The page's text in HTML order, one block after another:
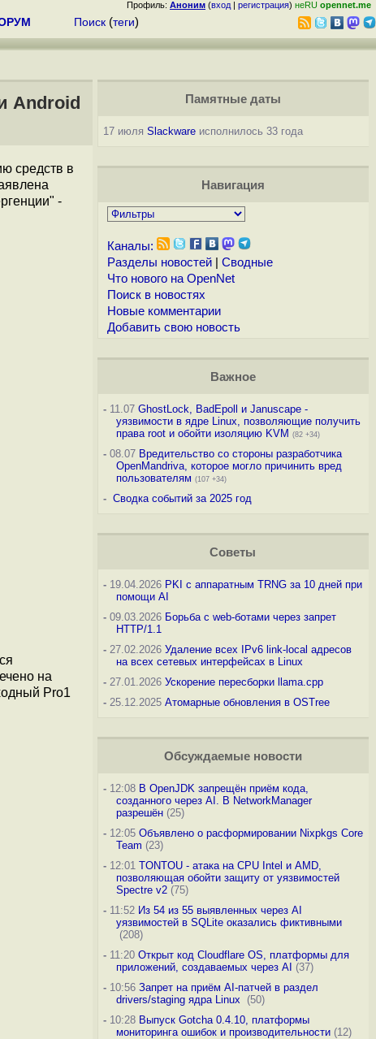
Профиль: Аноним (вход | регистрация) неRU opennet.me
Поиск (теги)
Android
средств в
-
на
Pro1
Памятные даты
17 июля Slackwareисполнилось 33 года
Навигация
Каналы:
Разделы новостей| Сводные
Что нового на OpenNet
Поиск в новостях
Новые комментарии
Добавить свою новость
Важное
-11.07 GhostLock, BadEpoll и Januscape -
уязвимости в ядре Linux, позволяющие получить
права root и обойти изоляцию KVM (82 +34)
-08.07 Вредительство со стороны разработчика
OpenMandriva, которое могло причинить вред
пользователям (107 +34)
- Сводка событий за 2025 год
Советы
-19.04.2026 PKI с аппаратным TRNG за 10 дней при
помощи AI
-09.03.2026 Борьба с web-ботами через запрет
HTTP/1.1
-27.02.2026 Удаление всех IPv6 link-local адресов
на всех сетевых интерфейсах в Linux
-27.01.2026 Ускорение пересборки llama.cpp
-25.12.2025 Атомарные обновления в OSTree
Обсуждаемые новости
-12:08 В OpenJDK запрещён приём кода,
созданного через AI. В NetworkManager
разрешён(25)
-12:05 Объявлено о расформировании Nixpkgs Core
Team (23)
-12:01 TONTOU - атака на CPU Intel и AMD,
позволяющая обойти защиту от уязвимостей
Spectre v2(75)
-11:52 Из 54 из 55 выявленных через AI
уязвимостей в SQLite оказались фиктивными
(208)
-11:20 Открыт код Cloudflare OS, платформы для
приложений, создаваемых через AI (37)
-10:56 Запрет на приём AI-патчей в раздел
drivers/staging ядра Linux
(50)
-10:28 Выпуск Gotcha 0.4.10, платформы
мониторинга ошибок и производительности(12)